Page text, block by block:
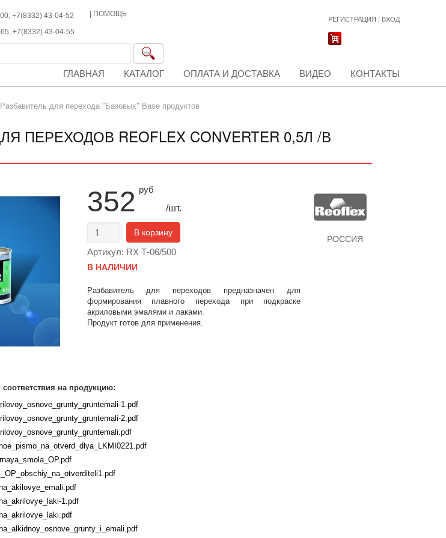
+7(8332) 43-04-52
+7(8332) 43-04-55
ПОМОЩЬ
РЕГИСТРАЦИЯ | ВХОД
ГЛАВНАЯ КАТАЛОГ ОПЛАТА И ДОСТАВКА ВИДЕО КОНТАКТЫ
Разбавитель для перехода "Базовых" Base продуктов
ПЕРЕХОДОВ REOFLEX CONVERTER 0,5Л /В
352 руб
/шт.
В корзину
Артикул: RX Т-06/500
В НАЛИЧИИ
Разбавитель для переходов предназначен для
формирования плавного перехода при подкраске
акриловыми эмалями и лаками.
Продукт готов для применения.
РОССИЯ
на продукцию:
1.pdf
2.pdf
1.pdf